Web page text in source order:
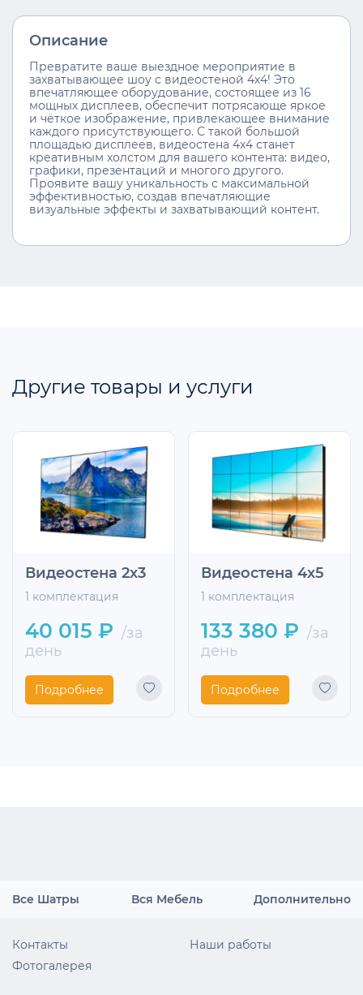
Описание
Превратите ваше выездное мероприятие в
захватывающее шоу с видеостеной 4х4! Это
впечатляющее оборудование, состоящее из 16
мощных дисплеев, обеспечит потрясающе яркое
и чёткое изображение, привлекающее внимание
каждого присутствующего. С такой большой
площадью дисплеев, видеостена 4х4 станет
креативным холстом для вашего контента: видео,
графики, презентаций и многого другого.
Проявите вашу уникальность с максимальной
эффективностью, создав впечатляющие
визуальные эффекты и захватывающий контент.
Другие товары и услуги
Видеостена 2х3
1 комплектация
40 015 ₽ /за
день
Подробнее
Видеостена 4х5
1 комплектация
133 380 ₽ /за
день
Подробнее
Все Шатры Вся Мебель Дополнительно
Контакты
Наши работы
Фотогалерея